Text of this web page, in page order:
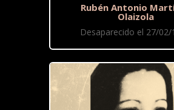
Rubén Antonio
Olaizola
Desaparecido el 27/02/